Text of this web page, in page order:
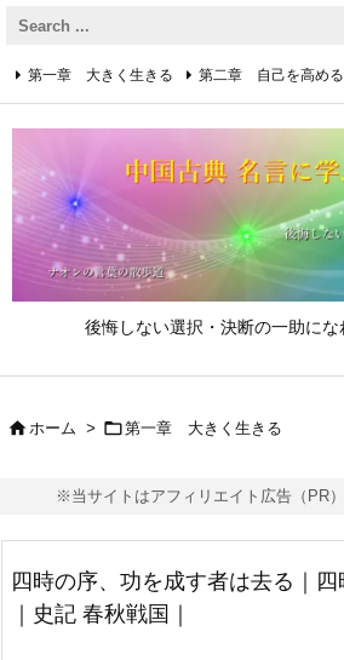
後悔しない選択・決断の一助にな
第一章 大きく生きる 第二章 自己を高める
第四章 着実に生きる 第五章 逆境を乗り
第六章 成功の心得 第七章 人と接するた
第八章 リーダーの心得
 ホーム > 第一章 大きく生きる
※当サイトはアフィリエイト広告（PR）
四時の序、功を成す者は去る｜
｜史記 春秋戦国｜